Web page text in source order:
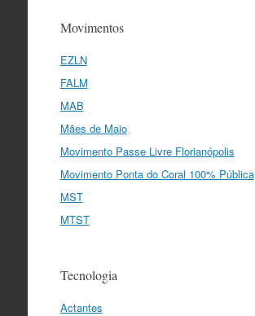
Movimentos
EZLN
FALM
MAB
Mães de Maio
Movimento Passe Livre Florianópolis
Movimento Ponta do Coral 100% Pública
MST
MTST
Tecnologia
Actantes